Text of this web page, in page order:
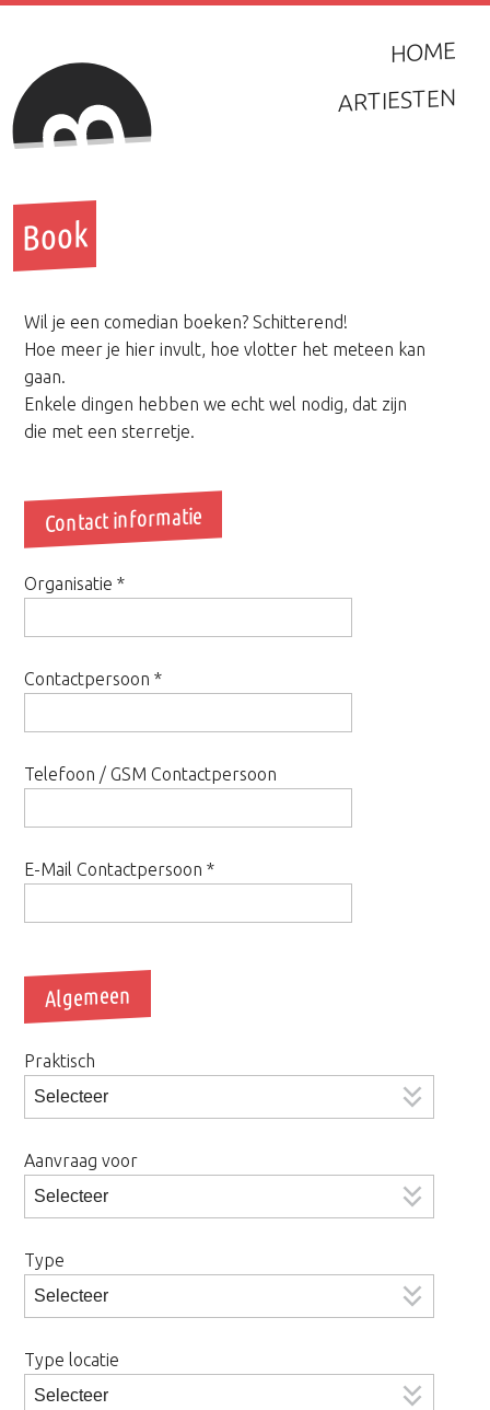
HOME
ARTIESTEN
Book
Wil je een comedian boeken? Schitterend!
Hoe meer je hier invult, hoe vlotter het meteen kan
gaan.
Enkele dingen hebben we echt wel nodig, dat zijn
die met een sterretje.
Contact informatie
Organisatie*
Contactpersoon*
Telefoon / GSM Contactpersoon
E-Mail Contactpersoon*
Algemeen
Praktisch
Aanvraag voor
Type
Type locatie